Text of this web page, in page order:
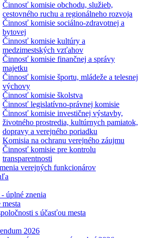
Činnosť komisie obchodu, služieb,
cestovného ruchu a regionálneho rozvoja
Činnosť komisie sociálno-zdravotnej a
bytovej
Činnosť komisie kultúry a
medzimestských vzťahov
Činnosť komisie finančnej a správy
majetku
Činnosť komisie športu, mládeže a telesnej
výchovy
Činnosť komisie školstva
Činnosť legislatívno-právnej komisie
Činnosť komisie investičnej výstavby,
životného prostredia, kultúrnych pamiatok,
dopravy a verejného poriadku
Komisia na ochranu verejného záujmu
Činnosť komisie pre kontrolu
transparentnosti
verejných funkcionárov
úplné znenia
s účasťou mesta
2026